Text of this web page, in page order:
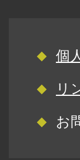
個
リ
お